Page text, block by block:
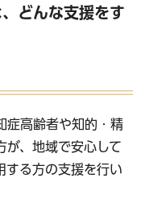
どんな支援をす
症高齢者や知的・精
が、地域で安心して
する方の支援を行い